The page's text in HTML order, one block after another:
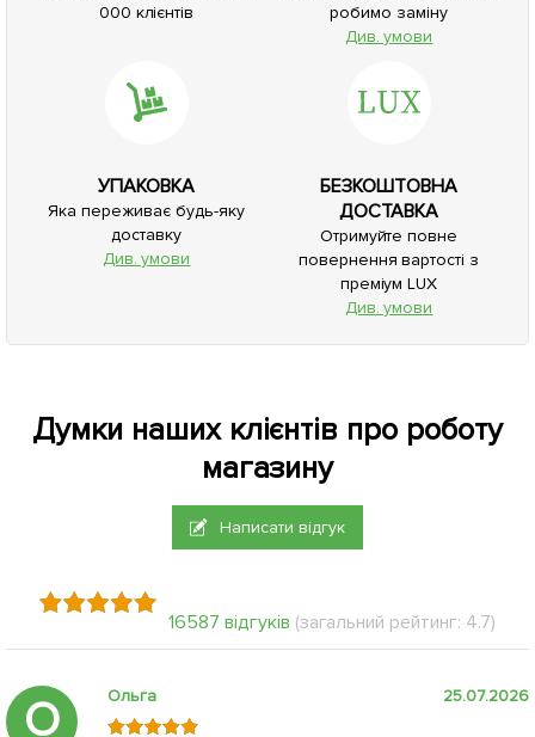
000 клієнтів
робимо заміну
Див. умови
УПАКОВКА
Яка переживає будь-яку
доставку
Див. умови
БЕЗКОШТОВНА
ДОСТАВКА
Отримуйте повне
повернення вартості з
преміум LUX
Див. умови
Думки наших клієнтів про роботу
магазину
Написати відгук
16587 відгуків (загальний рейтинг: 4.7)
О Ольга 25.07.2026